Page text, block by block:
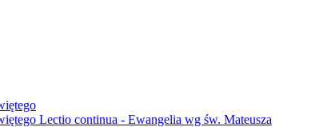
Lectio continua - Ewangelia wg św. Mateusza